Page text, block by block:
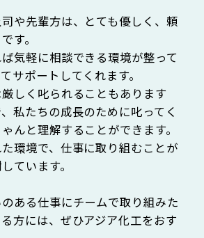
や先輩方は、とても優しく、頼
す。
気軽に相談できる環境が整って
サポートしてくれます。
しく叱られることもあります
私たちの成長のために叱ってく
んと理解することができます。
環境で、仕事に取り組むことが
ています。
ある仕事にチームで取り組みた
方には、ぜひアジア化工をおす